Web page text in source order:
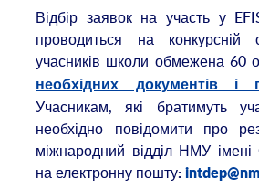
Відбір заявок на участь у
проводиться на конкурсній
учасників школи обмежена 60
необхідних документів і
Учасникам, які братимуть
необхідно повідомити про
міжнародний відділ НМУ
на електронну пошту: